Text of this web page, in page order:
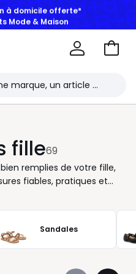
Aller
fille69
remplies de votre fille,
fiables, pratiques et
sont des alliées idéales
aisance. Pensées pour
elles offrent un bon
grâce à des systèmes de
sans effort au quotidien.
Sandales